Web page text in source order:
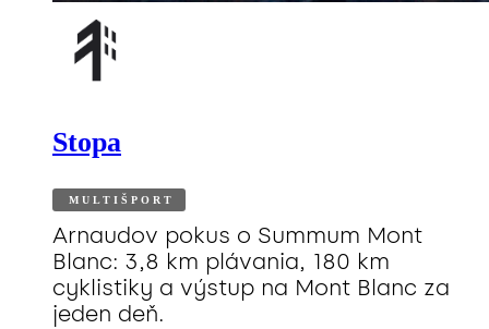
Stopa
MULTIŠPORT
Arnaudov pokus o Summum Mont
Blanc: 3,8 km plávania, 180 km
cyklistiky a výstup na Mont Blanc za
jeden deň.